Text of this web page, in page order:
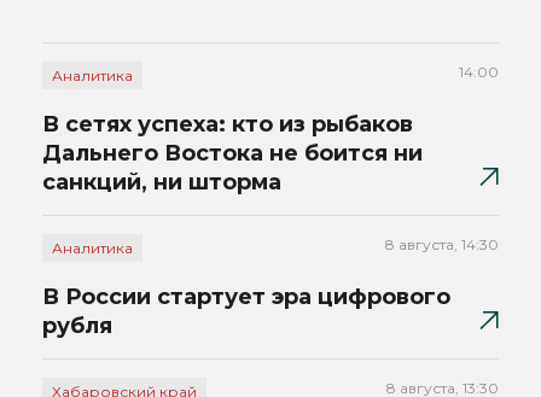
Аналитика 14:00
В сетях успеха: кто из рыбаков
Дальнего Востока не боится ни
санкций, ни шторма
Аналитика 8 августа, 14:30
В России стартует эра цифрового
рубля
Хабаровский край 8 августа, 13:30